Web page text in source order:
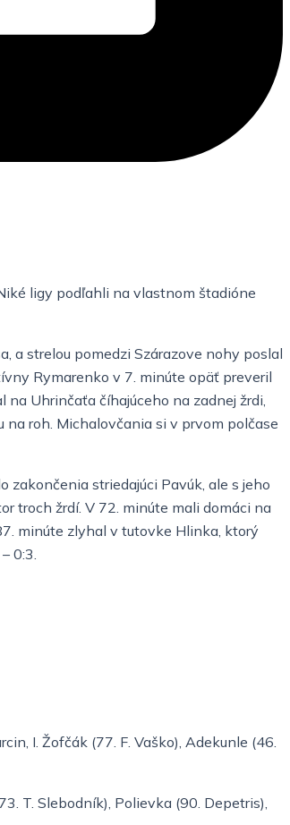
ligy podľahli na vlastnom štadióne
a strelou pomedzi Szárazove nohy poslal
Rymarenko v 7. minúte opäť preveril
Uhrinčaťa číhajúceho na zadnej žrdi,
roh. Michalovčania si v prvom polčase
zakončenia striedajúci Pavúk, ale s jeho
troch žrdí. V 72. minúte mali domáci na
minúte zlyhal v tutovke Hlinka, ktorý
0:3.
I. Žofčák (77. F. Vaško), Adekunle (46.
T. Slebodník), Polievka (90. Depetris),